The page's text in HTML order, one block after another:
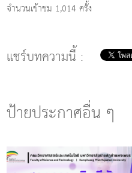
จำนวนเข้าชม 1,014 ครั้ง
แชร์บทความนี้ :
ป้ายประกาศอื่น ๆ